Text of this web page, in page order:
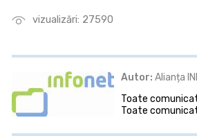
vizualizări: 27590
Autor: Alianța
Toate
Toate